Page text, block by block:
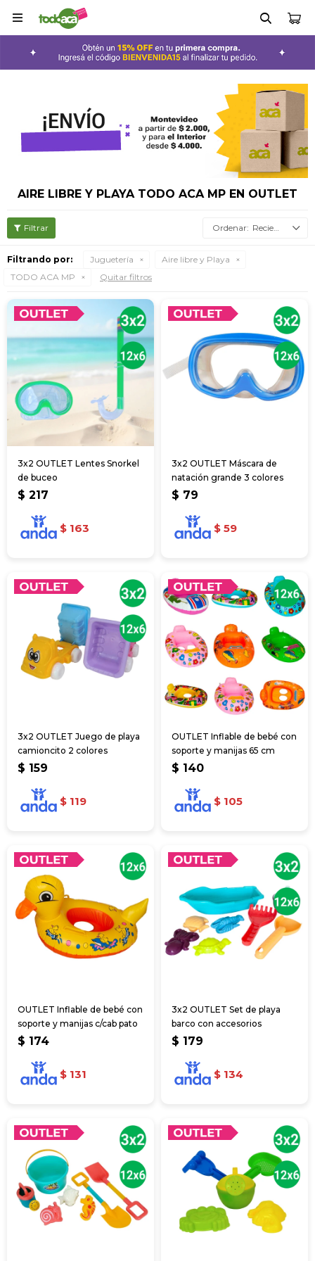

AIRE LIBRE Y PLAYA TODO ACA MP EN OUTLET
Recientes
Filtrando por: Juguetería
Aire libre y Playa
TODO ACA MP
Quitar filtros
3x2 OUTLET Lentes Snorkel
de buceo
$ 217
$ 163
3x2 OUTLET Máscara de
natación grande 3 colores
$ 79
$ 59
3x2 OUTLET Juego de playa
camioncito 2 colores
$ 159
$ 119
OUTLET Inflable de bebé con
soporte y manijas 65 cm
$ 140
$ 105
OUTLET Inflable de bebé con
soporte y manijas c/cab pato
$ 174
$ 131
3x2 OUTLET Set de playa
barco con accesorios
$ 179
$ 134